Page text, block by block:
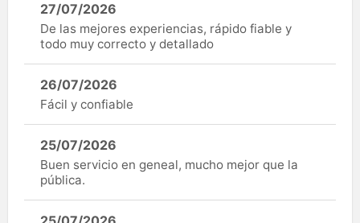
27/07/2026
De las mejores experiencias, rápido fiable y
todo muy correcto y detallado
26/07/2026
Fácil y confiable
25/07/2026
Buen servicio en geneal, mucho mejor que la
pública.